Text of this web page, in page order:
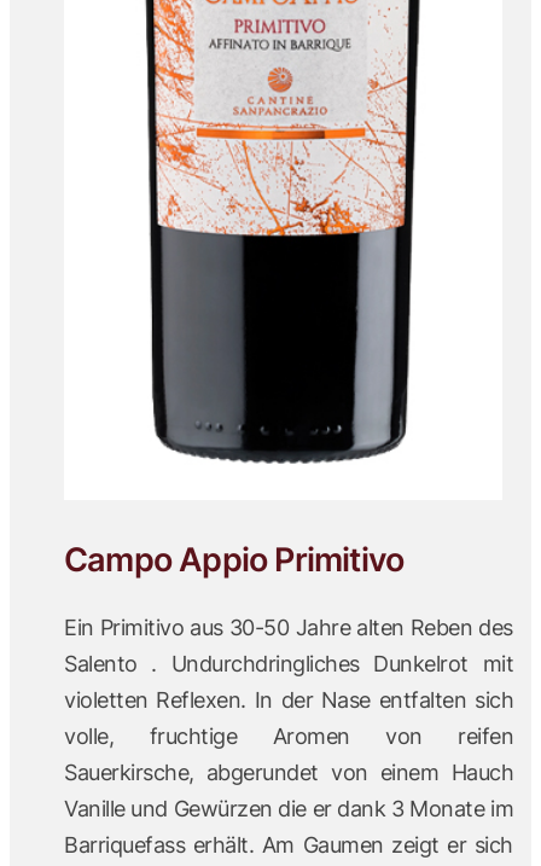
Campo Appio Primitivo
Ein Primitivo aus 30-50 Jahre alten Reben des
Salento . Undurchdringliches Dunkelrot mit
violetten Reflexen. In der Nase entfalten sich
volle, fruchtige Aromen von reifen
Sauerkirsche, abgerundet von einem Hauch
Vanille und Gewürzen die er dank 3 Monate im
Barriquefass erhält. Am Gaumen zeigt er sich